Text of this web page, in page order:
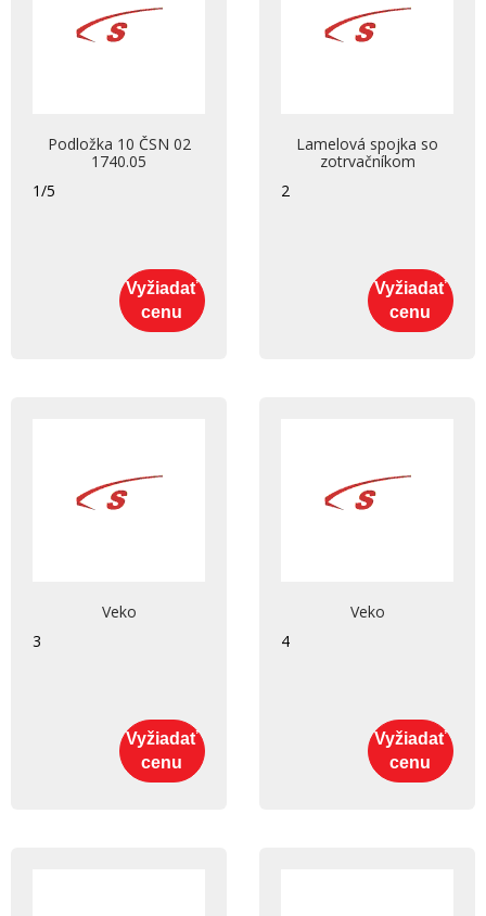
Podložka 10 ČSN 02
1740.05
1/5
Vyžiadať
cenu
Lamelová spojka so
zotrvačníkom
2
Vyžiadať
cenu
Veko
3
Vyžiadať
cenu
Veko
4
Vyžiadať
cenu